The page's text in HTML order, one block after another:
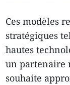
Ces modèles
stratégiques
hautes
un partenaire
souhaite